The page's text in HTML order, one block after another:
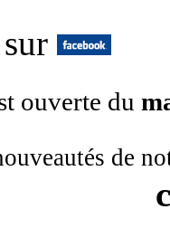
ouverte du
de